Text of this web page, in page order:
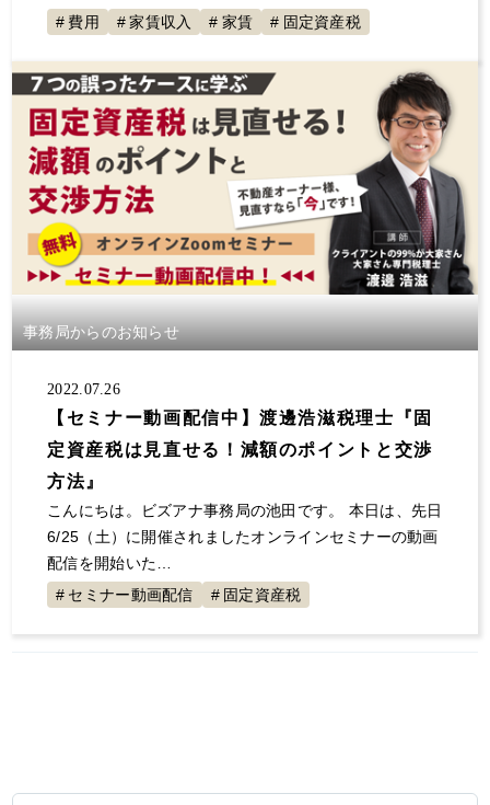
費用
家賃収入 家賃 固定資産税
事務局からのお知らせ
2022.07.26
【セミナー動画配信中】渡邊浩滋税理士『固
定資産税は見直せる！減額のポイントと交渉
方法』
こんにちは。ビズアナ事務局の池田です。 本日は、先日
6/25（土）に開催されましたオンラインセミナーの動画
配信を開始いた…
セミナー動画配信
固定資産税